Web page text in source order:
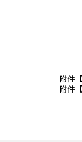
附件【
附件【